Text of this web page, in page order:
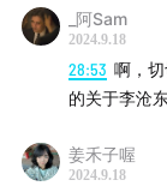
_阿Sam
2024.9.18
28:53 啊，
的关于李沧
姜禾子喔
2024.9.18